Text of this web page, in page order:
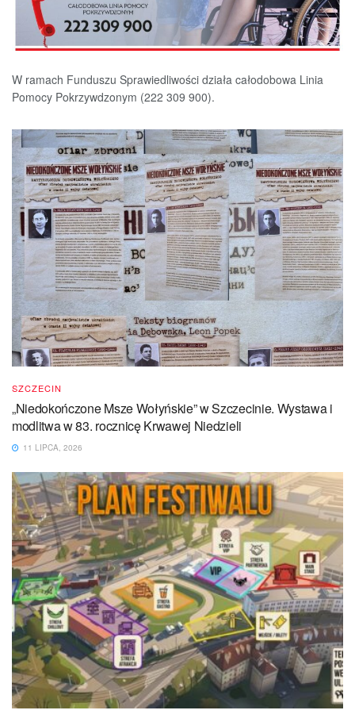
W ramach Funduszu Sprawiedliwości działa całodobowa Linia
Pomocy Pokrzywdzonym (222 309 900).
SZCZECIN
„Niedokończone Msze Wołyńskie” w Szczecinie. Wystawa i
modlitwa w 83. rocznicę Krwawej Niedzieli
11 LIPCA, 2026